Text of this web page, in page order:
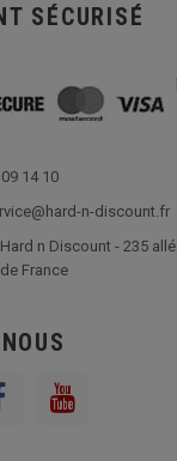
SÉCURISÉ
14 10
n-discount.fr
n Discount - 235
France